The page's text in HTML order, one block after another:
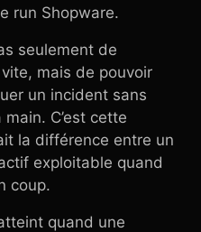
run Shopware.
seulement de
mais de pouvoir
un incident sans
C’est cette
la différence entre un
exploitable quand
coup.
quand une